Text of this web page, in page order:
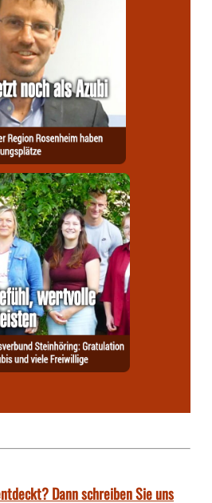
Dann schreiben Sie uns